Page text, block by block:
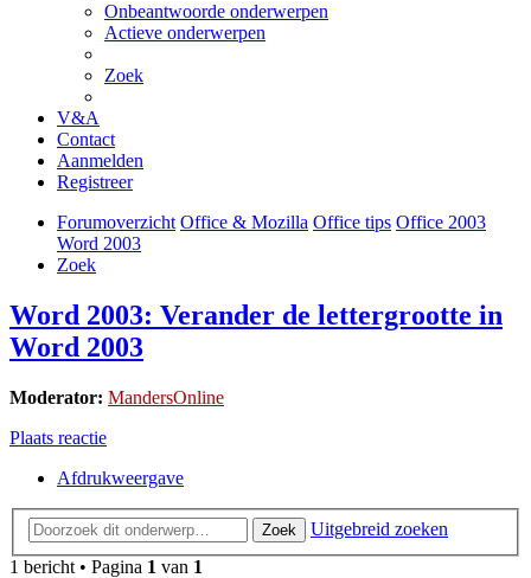
Onbeantwoorde onderwerpen
Actieve onderwerpen
Zoek
V&A
Contact
Aanmelden
Registreer
Forumoverzicht Office & Mozilla Office tips Office 2003
Word 2003
Zoek
Word 2003: Verander de lettergrootte in
Word 2003
Moderator: MandersOnline
Plaats reactie
Afdrukweergave
Zoek
Uitgebreid zoeken
1 bericht • Pagina 1 van 1